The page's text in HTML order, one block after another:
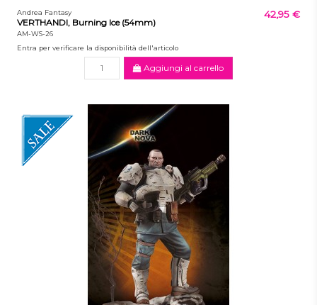
Andrea Fantasy
VERTHANDI, Burning Ice (54mm)
AM-WS-26
42,95 €
Entra per verificare la disponibilità dell'articolo
Aggiungi al carrello